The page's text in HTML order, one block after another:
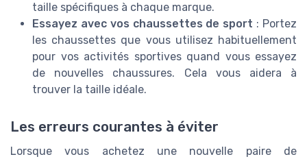
taille spécifiques à chaque marque.
Essayez avec vos chaussettes de sport : Portez
les chaussettes que vous utilisez habituellement
pour vos activités sportives quand vous essayez
de nouvelles chaussures. Cela vous aidera à
trouver la taille idéale.
Les erreurs courantes à éviter
Lorsque vous achetez une nouvelle paire de